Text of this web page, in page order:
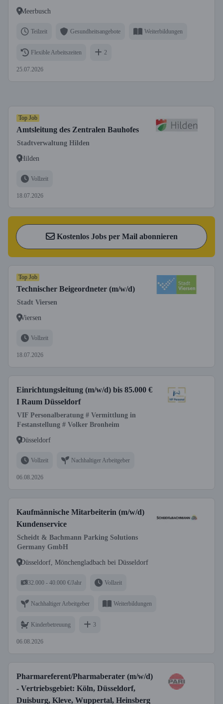
Meerbusch
Teilzeit Gesundheitsangebote Weiterbildungen
Flexible Arbeitszeiten 2
25.07.2026
Top Job
Amtsleitung des Zentralen Bauhofes
Stadtverwaltung Hilden
Hilden
Vollzeit
18.07.2026
Kostenlos Jobs per Mail abonnieren
Top Job
Technischer Beigeordneter (m/w/d)
Stadt Viersen
Viersen
Vollzeit
18.07.2026
Einrichtungsleitung (m/w/d) bis 85.000 €
I Raum Düsseldorf
VIF Personalberatung # Vermittlung in
Festanstellung # Volker Bronheim
Düsseldorf
Vollzeit Nachhaltiger Arbeitgeber
06.08.2026
Kaufmännische Mitarbeiterin (m/w/d)
Kundenservice
Scheidt & Bachmann Parking Solutions
Germany GmbH
Düsseldorf, Mönchengladbach bei Düsseldorf
32.000 - 40.000 €/Jahr Vollzeit
Nachhaltiger Arbeitgeber Weiterbildungen
Kinderbetreuung 3
06.08.2026
Pharmareferent/Pharmaberater (m/w/d)
- Vertriebsgebiet: Köln, Düsseldorf,
Duisburg, Kleve, Wuppertal, Heinsberg